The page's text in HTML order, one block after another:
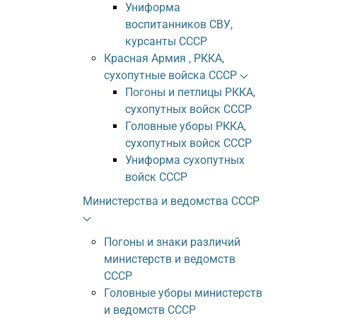
Униформа
воспитанников СВУ,
курсанты СССР
Красная Армия , РККА,
сухопутные войска СССР
Погоны и петлицы РККА,
сухопутных войск СССР
Головные уборы РККА,
сухопутных войск СССР
Униформа сухопутных
войск СССР
Министерства и ведомства СССР
Погоны и знаки различий
министерств и ведомств
СССР
Головные уборы министерств
и ведомств СССР